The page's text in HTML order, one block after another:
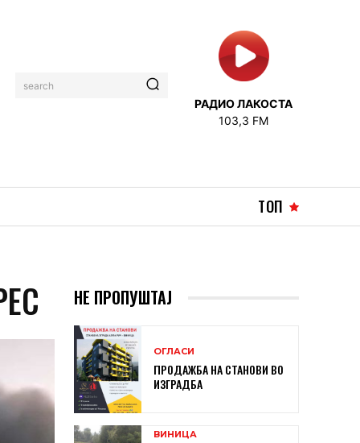
search
РАДИО ЛАКОСТА
103,3 FM
ТОП
НЕ ПРОПУШТАЈ
ОГЛАСИ
ПРОДАЖБА НА СТАНОВИ ВО
ИЗГРАДБА
ВИНИЦА